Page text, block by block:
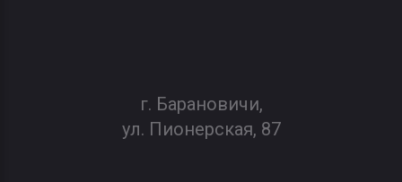
г. Барановичи,
ул. Пионерская, 87